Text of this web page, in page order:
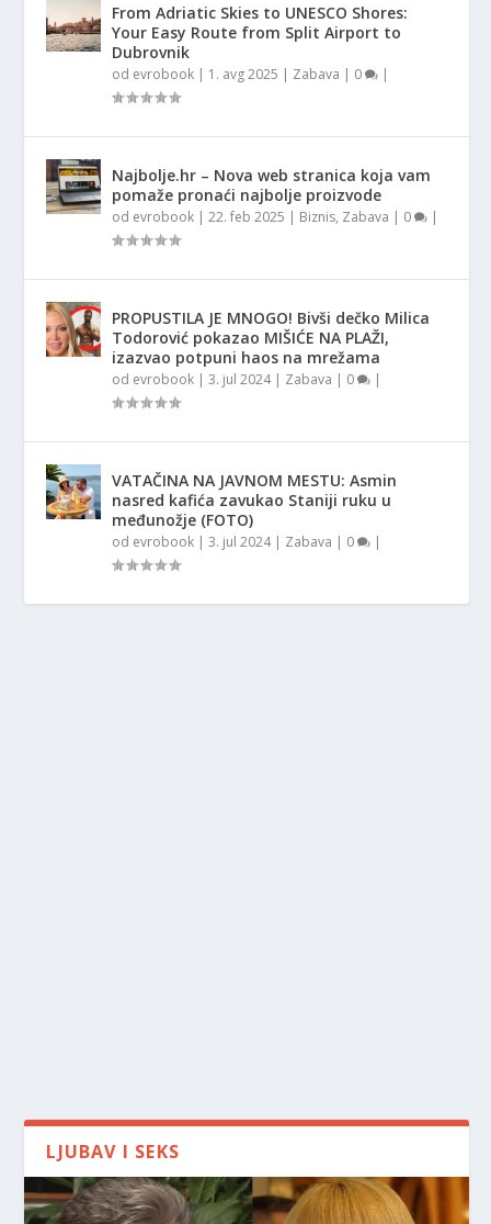
From Adriatic Skies to UNESCO Shores:
Your Easy Route from Split Airport to
Dubrovnik
od evrobook | 1. avg 2025 | Zabava | 0 |
Najbolje.hr – Nova web stranica koja vam
pomaže pronaći najbolje proizvode
od evrobook |22. feb 2025 | Biznis, Zabava | 0 |
PROPUSTILA JE MNOGO! Bivši dečko Milica
Todorović pokazao MIŠIĆE NA PLAŽI,
izazvao potpuni haos na mrežama
od evrobook |3. jul 2024| Zabava | 0 |
VATAČINA NA JAVNOM MESTU: Asmin
nasred kafića zavukao Staniji ruku u
međunožje (FOTO)
od evrobook |3. jul 2024| Zabava | 0 |
LJUBAV I SEKS